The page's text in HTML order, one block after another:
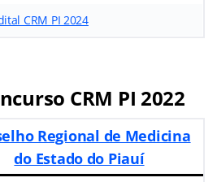
CRM PI 2024
CRM PI 2022
Regional de Medicina
do Estado do Piauí